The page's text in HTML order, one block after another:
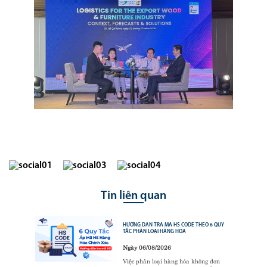
Tin liên quan
HƯỚNG DẪN TRA MÃ HS CODE THEO 6 QUY
TẮC PHÂN LOẠI HÀNG HÓA
Ngày 06/08/2026
Việc phân loại hàng hóa không đơn